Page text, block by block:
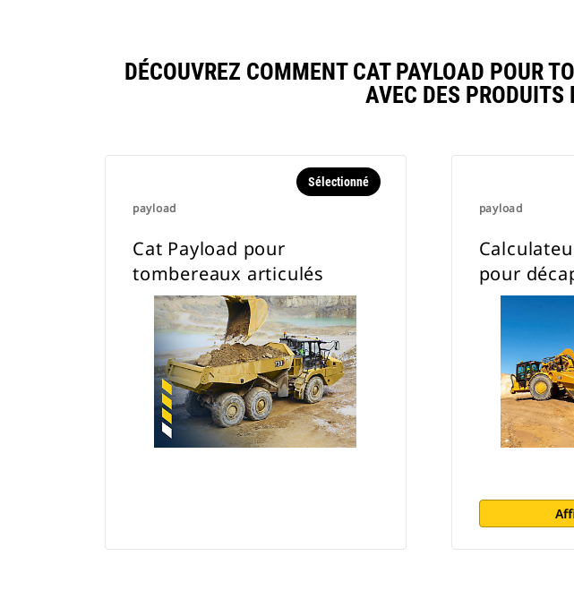
DÉCOUVREZ COMMENT CAT PAYLOAD POUR
AVEC DES PRODUITS
payload
Sélectionné
Cat Payload pour
tombereaux articulés
payload
pour